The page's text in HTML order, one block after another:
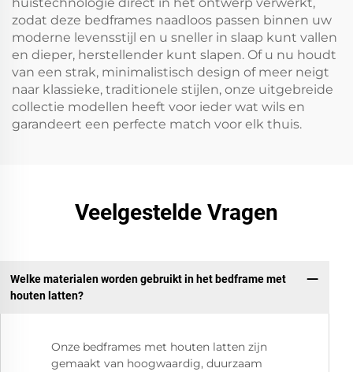
zodat deze bedframes naadloos passen binnen uw
moderne levensstijl en u sneller in slaap kunt vallen
en dieper, herstellender kunt slapen. Of u nu houdt
van een strak, minimalistisch design of meer neigt
naar klassieke, traditionele stijlen, onze uitgebreide
collectie modellen heeft voor ieder wat wils en
garandeert een perfecte match voor elk thuis.
Veelgestelde Vragen
Welke materialen worden gebruikt in het bedframe met
houten latten?
Onze bedframes met houten latten zijn
gemaakt van hoogwaardig, duurzaam